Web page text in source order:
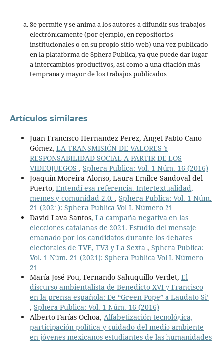
Se permite y se anima a los autores a difundir sus trabajos
electrónicamente (por ejemplo, en repositorios
institucionales o en su propio sitio web) una vez publicado
en la plataforma de Sphera Publica, ya que puede dar lugar
a intercambios productivos, así como a una citación más
temprana y mayor de los trabajos publicados
Artículos similares
Juan Francisco Hernández Pérez, Ángel Pablo Cano
Gómez, LA TRANSMISIÓN DE VALORES Y
RESPONSABILIDAD SOCIAL A PARTIR DE LOS
VIDEOJUEGOS , Sphera Publica: Vol. 1 Núm. 16 (2016)
Joaquín Moreira Alonso, Laura Emilce Sandoval del
Puerto, Entendí esa referencia. Intertextualidad,
memes y comunidad 2.0. , Sphera Publica: Vol. 1 Núm.
21 (2021): Sphera Publica Vol I. Número 21
David Lava Santos, La campaña negativa en las
elecciones catalanas de 2021. Estudio del mensaje
emanado por los candidatos durante los debates
electorales de TVE, TV3 y La Sexta , Sphera Publica:
Vol. 1 Núm. 21 (2021): Sphera Publica Vol I. Número
21
María José Pou, Fernando Sahuquillo Verdet, El
discurso ambientalista de Benedicto XVI y Francisco
en la prensa española: De “Green Pope” a Laudato Si’
, Sphera Publica: Vol. 1 Núm. 16 (2016)
Alberto Farías Ochoa, Alfabetización tecnológica,
participación política y cuidado del medio ambiente
en jóvenes mexicanos estudiantes de las humanidades